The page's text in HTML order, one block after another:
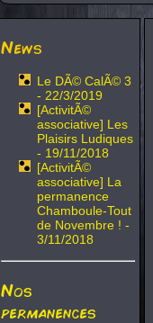
News
Le DÃ© CalÃ© 3
- 22/3/2019
[ActivitÃ©
associative] Les
Plaisirs Ludiques
- 19/11/2018
[ActivitÃ©
associative] La
permanence
Chamboule-Tout
de Novembre ! -
3/11/2018
Nos
permanences